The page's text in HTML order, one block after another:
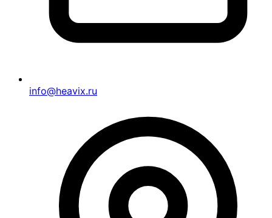
info@heavix.ru